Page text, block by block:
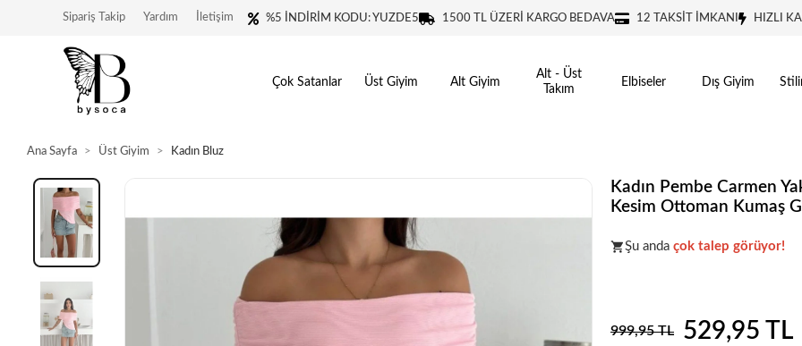
%5 İNDİRİM KODU: YUZDE5 1500 TL ÜZERİ KARGO BEDAVA 12 TAKSİT İMKANI HIZLI
Sipariş Takip Yardım İletişim
Çok Satanlar Üst Giyim Alt Giyim
Alt - Üst
Takım
Elbiseler Dış Giyim
Ana Sayfa Üst Giyim Kadın Bluz
Kadın Pembe Carmen
Kesim Ottoman Kumaş
Popüler seçim!Gardırobunuz
Şu anda çok talep görüyor!
999,95 TL 529,95 TL